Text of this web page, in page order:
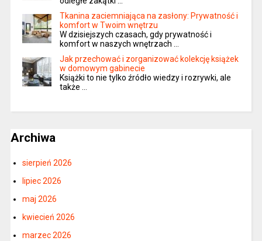
Tkanina zaciemniająca na zasłony: Prywatność i
komfort w Twoim wnętrzu
W dzisiejszych czasach, gdy prywatność i
komfort w naszych wnętrzach …
Jak przechować i zorganizować kolekcję książek
w domowym gabinecie
Książki to nie tylko źródło wiedzy i rozrywki, ale
także …
Archiwa
sierpień 2026
lipiec 2026
maj 2026
kwiecień 2026
marzec 2026